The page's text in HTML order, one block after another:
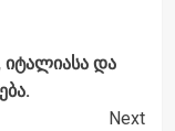
იტალიასა და
Next